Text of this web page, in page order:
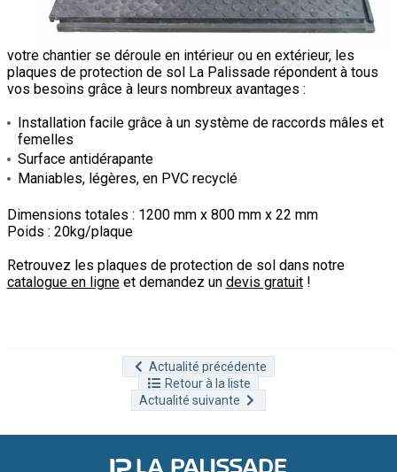
votre chantier se déroule en intérieur ou en extérieur, les
plaques de protection de sol La Palissade répondent à tous
vos besoins grâce à leurs nombreux avantages :
Installation facile grâce à un système de raccords mâles et
femelles
Surface antidérapante
Maniables, légères, en PVC recyclé
Dimensions totales : 1200 mm x 800 mm x 22 mm
Poids : 20kg/plaque
Retrouvez les plaques de protection de sol dans notre
catalogue en ligneet demandez un devis gratuit!
Actualité précédente
Retour à la liste
Actualité suivante